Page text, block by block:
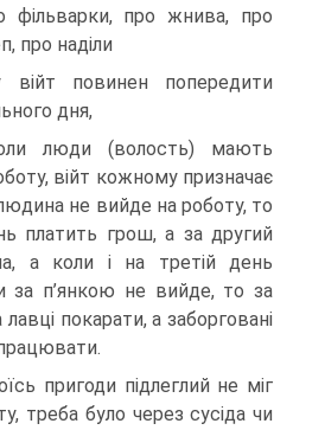
фільварки, про жнива, про
про наділи
війт повинен попередити
дня,
люди (волость) мають
війт кожному призначає
не вийде на роботу, то
платить грош, а за другий
а коли і на третій день
за п’янкою не вийде, то за
покарати, а заборговані
пригоди підлеглий не міг
треба було через сусіда чи